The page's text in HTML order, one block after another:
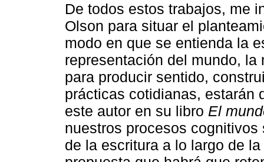
De todos estos trabajos, me
Olson para situar el
modo en que se entienda la
representación del mundo,
para producir sentido,
prácticas cotidianas, estarán
este autor en su libro El
nuestros procesos
de la escritura a lo largo de